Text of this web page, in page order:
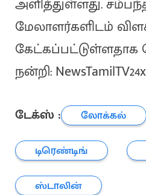
அளித்துள்ளது.
மேலாளர்களிடம்
கேட்கப்பட்டுள்ளதாக
நன்றி:
டேக்ஸ் :
லோக்கல்
டிரெண்டிங்
ஸ்டாலின்